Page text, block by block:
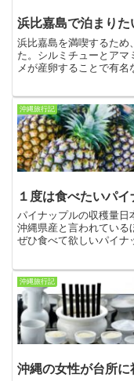
浜比嘉島で泊まりた
浜比嘉島を満喫するため
た。シルミチューとア
メが産卵することで有名
は歩いて行けます。ホ
沖縄旅行記
１度は食べたいパ
パイナップルの収穫量日
沖縄県産と言われている
ぜひ食べて欲しいパイナ
す。甘くて芯まで食べ
沖縄旅行記
沖縄の女性が台所